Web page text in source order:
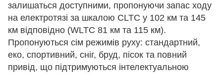
залишаться доступними, пропонуючи запас ходу
на електротязі за шкалою CLTC у 102 км та 145
км відповідно (WLTC 81 км та 115 км).
Пропонуються сім режимів руху: стандартний,
еко, спортивний, сніг, бруд, пісок та повний
привід, що підтримуються інтелектуальною